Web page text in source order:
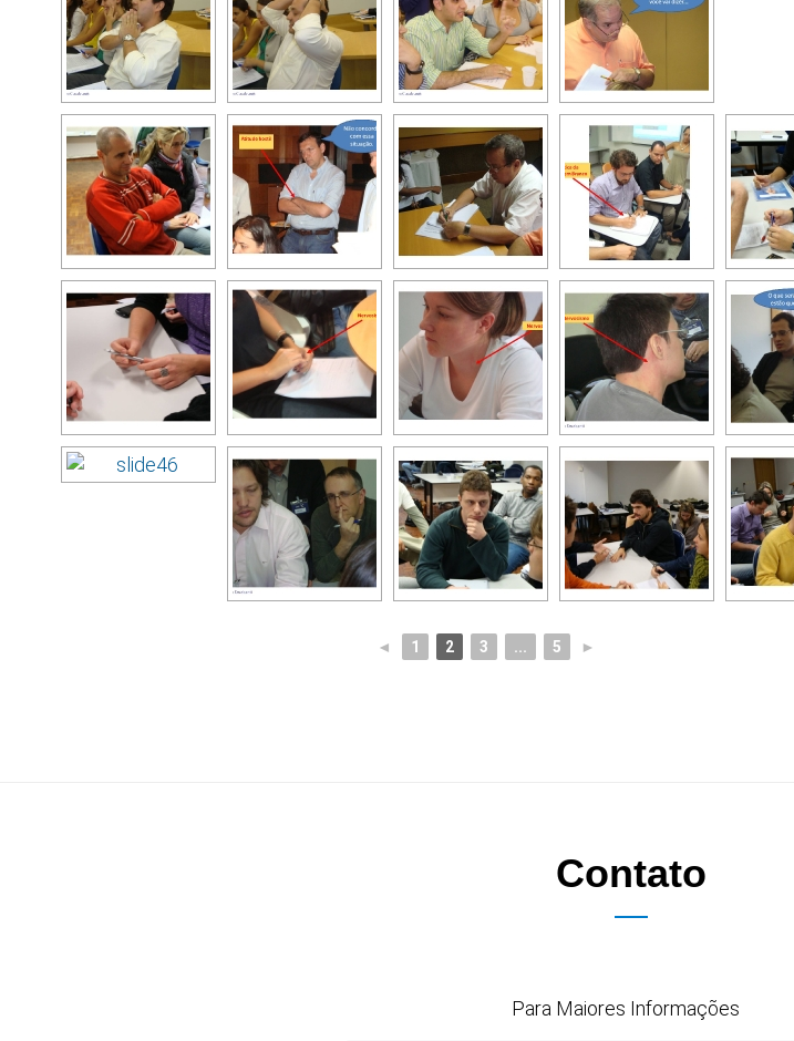
◄ 1 2 3 ... 5 ►
Contato
Para Maiores Informações